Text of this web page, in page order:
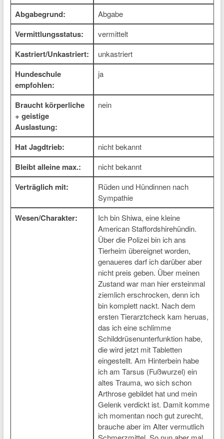
Abgabegrund: Abgabe
Vermittlungsstatus: vermittelt
Kastriert/Unkastriert: unkastriert
Hundeschule
empfohlen:
ja
Braucht körperliche
+ geistige
Auslastung:
nein
Hat Jagdtrieb: nicht bekannt
Bleibt alleine max.: nicht bekannt
Verträglich mit:
Rüden und Hündinnen nach
Sympathie
Wesen/Charakter:
Ich bin Shiwa, eine kleine
American Staffordshirehündin.
Über die Polizei bin ich ans
Tierheim übereignet worden,
genaueres darf ich darüber aber
nicht preis geben. Über meinen
Zustand war man hier ersteinmal
ziemlich erschrocken, denn ich
bin komplett nackt. Nach dem
ersten Tierarztcheck kam heruas,
das ich eine schlimme
Schilddrüsenunterfunktion habe,
die wird jetzt mit Tabletten
eingestellt. Am Hinterbein habe
ich am Tarsus (Fußwurzel) ein
altes Trauma, wo sich schon
Arthrose gebildet hat und mein
Gelenk verdickt ist. Damit komme
ich momentan noch gut zurecht,
brauche aber im Alter vermutlich